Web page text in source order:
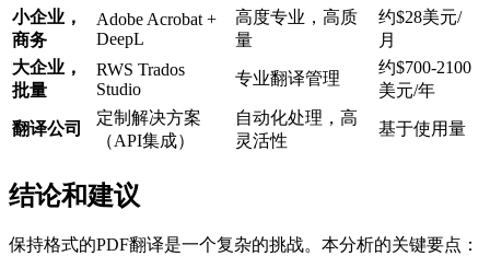
小企业，
商务
Adobe Acrobat +
DeepL
高度专业，高质
量
约$28美元/
月
大企业，
批量
RWS Trados
Studio
专业翻译管理
约$700-2100
美元/年
翻译公司
定制解决方案
（API集成）
自动化处理，高
灵活性
基于使用量
结论和建议
保持格式的PDF翻译是一个复杂的挑战。本分析的关键要点：